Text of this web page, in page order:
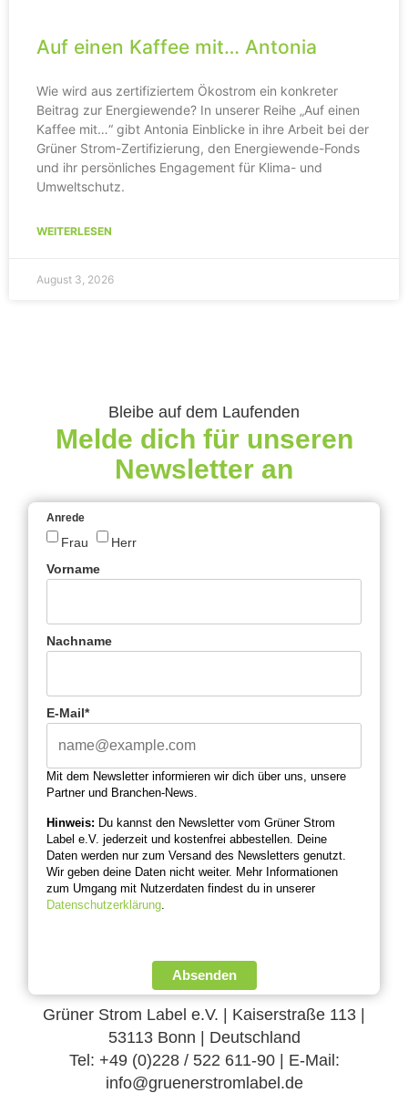
Auf einen Kaffee mit… Antonia
Wie wird aus zertifiziertem Ökostrom ein konkreter
Beitrag zur Energiewende? In unserer Reihe „Auf einen
Kaffee mit…“ gibt Antonia Einblicke in ihre Arbeit bei der
Grüner Strom-Zertifizierung, den Energiewende-Fonds
und ihr persönliches Engagement für Klima- und
Umweltschutz.
WEITERLESEN
August 3, 2026
Bleibe auf dem Laufenden
Melde dich für unseren
Newsletter an
Anrede
Frau
Herr
Vorname
Nachname
E-Mail*
Mit dem Newsletter informieren wir dich über uns, unsere
Partner und Branchen-News.
Hinweis: Du kannst den Newsletter vom Grüner Strom
Label e.V. jederzeit und kostenfrei abbestellen. Deine
Daten werden nur zum Versand des Newsletters genutzt.
Wir geben deine Daten nicht weiter. Mehr Informationen
zum Umgang mit Nutzerdaten findest du in unserer
Datenschutzerklärung
Absenden
Grüner Strom Label e.V. | Kaiserstraße 113 |
53113 Bonn | Deutschland
Tel: +49 (0)228 / 522 611-90 | E-Mail:
info@gruenerstromlabel.de